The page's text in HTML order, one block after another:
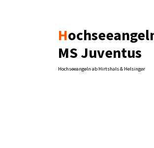
Hochseeangeln mit
MS Juventus
Hochseeangeln ab Hirtshals & Helsingør